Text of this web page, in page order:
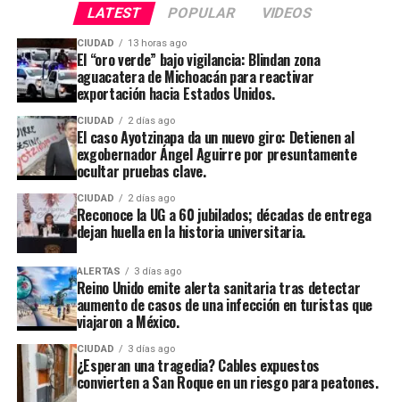
LATEST POPULAR VIDEOS
CIUDAD 13 horas ago
El “oro verde” bajo vigilancia: Blindan zona
aguacatera de Michoacán para reactivar
exportación hacia Estados Unidos.
CIUDAD 2 días ago
El caso Ayotzinapa da un nuevo giro: Detienen al
exgobernador Ángel Aguirre por presuntamente
ocultar pruebas clave.
CIUDAD 2 días ago
Reconoce la UG a 60 jubilados; décadas de entrega
dejan huella en la historia universitaria.
ALERTAS 3 días ago
Reino Unido emite alerta sanitaria tras detectar
aumento de casos de una infección en turistas que
viajaron a México.
CIUDAD 3 días ago
¿Esperan una tragedia? Cables expuestos
convierten a San Roque en un riesgo para peatones.